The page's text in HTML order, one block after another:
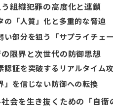
組織犯罪の高度化と連鎖
の「人質」化と多重的な脅迫
い部分を狙う「サプライチェー
限界と次世代の防御思想
認証を突破するリアルタイム
」を信じない防御への転換
会を生き抜くための「自衛